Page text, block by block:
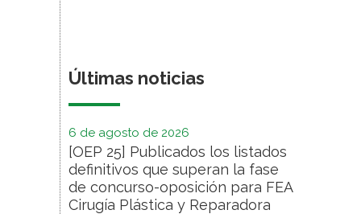
Últimas noticias
6 de agosto de 2026
[OEP 25] Publicados los listados
definitivos que superan la fase
de concurso-oposición para FEA
Cirugía Plástica y Reparadora